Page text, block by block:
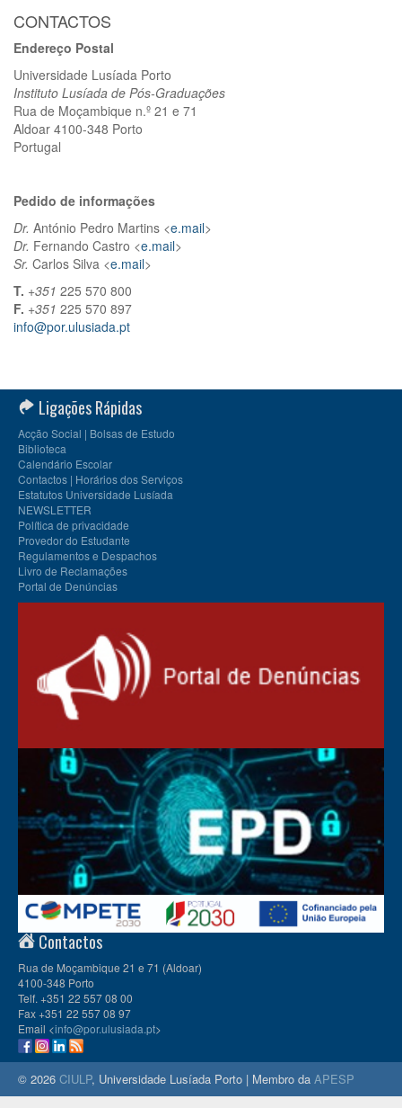
CONTACTOS
Endereço Postal
Universidade Lusíada Porto
Instituto Lusíada de Pós-Graduações
Rua de Moçambique n.º 21 e 71
Aldoar 4100-348 Porto
Portugal
Pedido de informações
Dr. António Pedro Martins <e.mail>
Dr. Fernando Castro <e.mail>
Sr. Carlos Silva <e.mail>
T. +351 225 570 800
F. +351 225 570 897
info@por.ulusiada.pt
Ligações Rápidas
Acção Social | Bolsas de Estudo
Biblioteca
Calendário Escolar
Contactos | Horários dos Serviços
Estatutos Universidade Lusíada
NEWSLETTER
Política de privacidade
Provedor do Estudante
Regulamentos e Despachos
Livro de Reclamações
Portal de Denúncias
Contactos
Rua de Moçambique 21 e 71 (Aldoar)
4100-348 Porto
Telf. +351 22 557 08 00
Fax +351 22 557 08 97
Email <info@por.ulusiada.pt>
© 2026 CIULP, Universidade Lusíada Porto | Membro da APESP